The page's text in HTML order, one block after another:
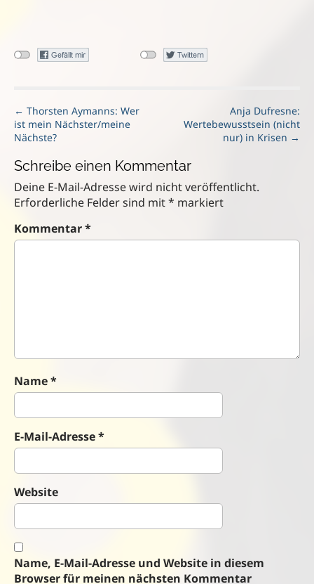
P
o
s
t
n
a
v
i
g
← Thorsten Aymanns: Wer
ist mein Nächster/meine
Nächste?
Anja Dufresne:
Wertebewusstsein (nicht
nur) in Krisen →
Schreibe einen Kommentar
Deine E-Mail-Adresse wird nicht veröffentlicht.
Erforderliche Felder sind mit* markiert
Kommentar*
Name*
E-Mail-Adresse*
Website
Name, E-Mail-Adresse und Website in diesem
Browser für meinen nächsten Kommentar